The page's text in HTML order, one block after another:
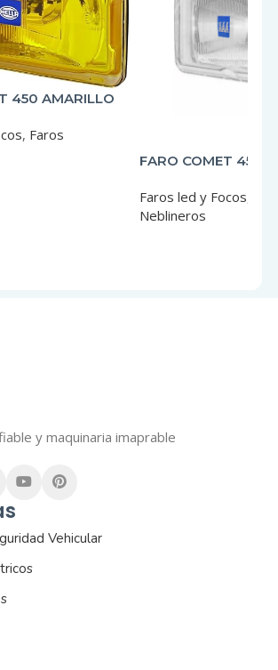
450 AMARILLO
, Faros
FARO COMET 450
Faros led y Focos
Neblineros
y maquinaria imaprable
Vehicular